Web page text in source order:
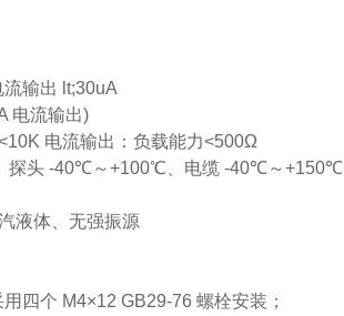
流输出 lt;30uA
电流输出)
电流输出：负载能力<500Ω
、探头 -40℃～+100℃、电缆 -40℃～+150℃
液体、无强振源
用四个 M4×12 GB29-76 螺栓安装；